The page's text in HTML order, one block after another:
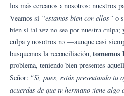
los más cercanos a nosotros: nuestros
Veamos si “estamos bien con ellos” o
bien si tal vez no sea por nuestra
culpa y nosotros no —aunque casi
busquemos la reconciliación, tomemos
problema, teniendo bien presentes
Señor: “Si, pues, estás presentando
acuerdas de que tu hermano tiene